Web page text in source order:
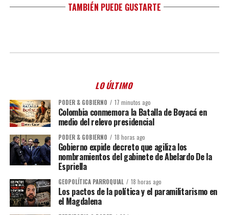
TAMBIÉN PUEDE GUSTARTE
LO ÚLTIMO
PODER & GOBIERNO 17 minutos ago
Colombia conmemora la Batalla de Boyacá en
medio del relevo presidencial
PODER & GOBIERNO 18 horas ago
Gobierno expide decreto que agiliza los
nombramientos del gabinete de Abelardo De la
Espriella
GEOPOLÍTICA PARROQUIAL 18 horas ago
Los pactos de la política y el paramilitarismo en
el Magdalena